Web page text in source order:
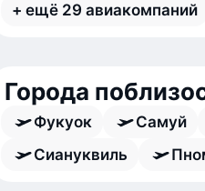
+ ещё 29 авиакомпаний
Города
Фукуок Самуй
Сиануквиль